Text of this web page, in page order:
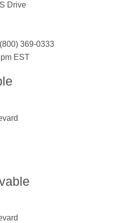
Drive
369-0333
EST